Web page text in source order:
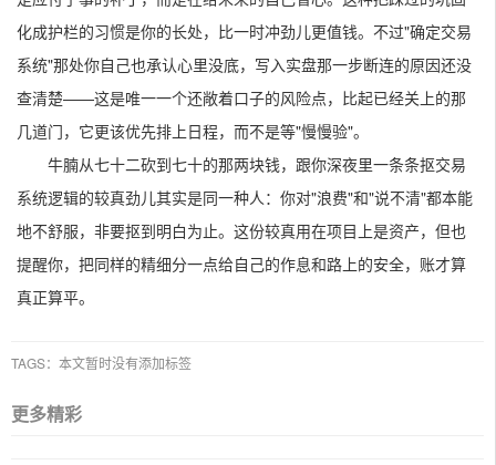
化成护栏的习惯是你的长处，比一时冲劲儿更值钱。不过"确定交易
系统"那处你自己也承认心里没底，写入实盘那一步断连的原因还没
查清楚——这是唯一一个还敞着口子的风险点，比起已经关上的那
几道门，它更该优先排上日程，而不是等"慢慢验"。
牛腩从七十二砍到七十的那两块钱，跟你深夜里一条条抠交易
系统逻辑的较真劲儿其实是同一种人：你对"浪费"和"说不清"都本能
地不舒服，非要抠到明白为止。这份较真用在项目上是资产，但也
提醒你，把同样的精细分一点给自己的作息和路上的安全，账才算
真正算平。
TAGS：本文暂时没有添加标签
更多精彩